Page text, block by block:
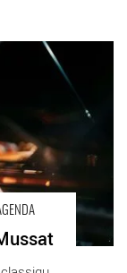
Avignon / 2023